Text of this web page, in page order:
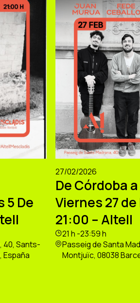
5 De
40, Sants-
España
27/02/2026
De Córdoba
Viernes 27
21:00 – Altell
21 h -23:59 h
Passeig de Santa
Montjuïc, 08038